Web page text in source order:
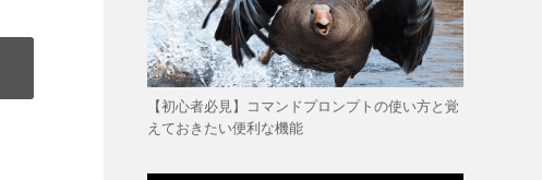
【初心者必見】コマンドプロンプトの使い方と覚
えておきたい便利な機能